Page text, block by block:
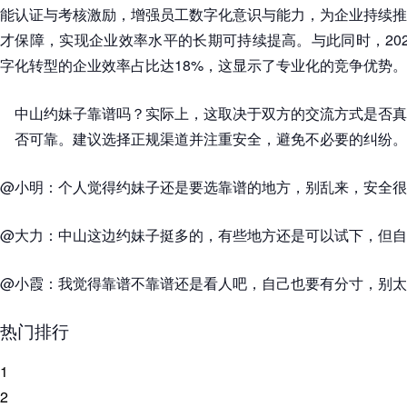
能认证与考核激励，增强员工数字化意识与能力，为企业持续
才保障，实现企业效率水平的长期可持续提高。与此同时，
字化转型的企业效率占比达18%，这显示了专业化的竞争优势。
中山约妹子靠谱吗？实际上，这取决于双方的交流方式是否
否可靠。建议选择正规渠道并注重安全，避免不必要的纠纷。
@小明：个人觉得约妹子还是要选靠谱的地方，别乱来，安全
@大力：中山这边约妹子挺多的，有些地方还是可以试下，但
@小霞：我觉得靠谱不靠谱还是看人吧，自己也要有分寸，别
热门排行
1
2